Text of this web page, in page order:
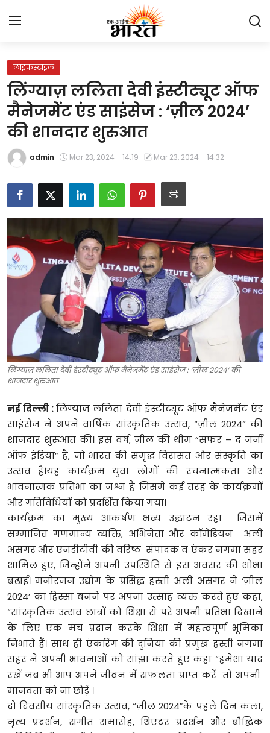
Home
प्रेस रिलीज़
देश
राजस्थान
लाइफस्टाइल
मनोरंजन
टेक्नोलॉजी
खेल
फैशन
संपादकीय
बिज़नेस
लाइफस्टाइल
लिंग्याज़ ललिता देवी इंस्टीट्यूट ऑफ
मैनेजमेंट एंड साइंसेज : ‘ज़ील 2024’
की शानदार शुरुआत
admin Mar 23, 2024 - 14:19 Mar 23, 2024 - 14:32
लिंग्याज़ ललिता देवी इंस्टीट्यूट ऑफ मैनेजमेंट एंड साइंसेज : ‘ज़ील 2024’ की
शानदार शुरुआत
नई दिल्ली :लिंग्याज़ ललिता देवी इंस्टीट्यूट ऑफ मैनेजमेंट एंड
साइंसेज ने अपने वार्षिक सांस्कृतिक उत्सव, “ज़ील 2024” की
शानदार शुरुआत की। इस वर्ष, ज़ील की थीम “सफर – द जर्नी
ऑफ इंडिया” है, जो भारत की समृद्ध विरासत और संस्कृति का
उत्सव है।यह कार्यक्रम युवा लोगों की रचनात्मकता और
भावनात्मक प्रतिभा का जश्न है जिसमें कई तरह के कार्यक्रमों
और गतिविधियों को प्रदर्शित किया गया।
कार्यक्रम का मुख्य आकर्षण भव्य उद्घाटन रहा जिसमें
सम्मानित गणमान्य व्यक्ति, अभिनेता और कॉमेडियन अली
असगर और एनडीटीवी की वरिष्ठ संपादक व एंकर नगमा सहर
शामिल हुए, जिन्होंने अपनी उपस्थिति से इस अवसर की शोभा
बढ़ाई। मनोरंजन उद्योग के प्रसिद्ध हस्ती अली असगर ने ‘ज़ील
2024’ का हिस्सा बनने पर अपना उत्साह व्यक्त करते हुए कहा,
“सांस्कृतिक उत्सव छात्रों को शिक्षा से परे अपनी प्रतिभा दिखाने
के लिए एक मंच प्रदान करके शिक्षा में महत्वपूर्ण भूमिका
निभाते हैं। साथ ही एंकरिंग की दुनिया की प्रमुख हस्ती नगमा
सहर ने अपनी भावनाओं को सांझा करते हुए कहा “हमेशा याद
रखें जब भी आप अपने जीवन में सफलता प्राप्त करें तो अपनी
मानवता को ना छोड़ें ।
दो दिवसीय सांस्कृतिक उत्सव, “ज़ील 2024″के पहले दिन कला,
नृत्य प्रदर्शन, संगीत समारोह, थिएटर प्रदर्शन और बौद्धिक